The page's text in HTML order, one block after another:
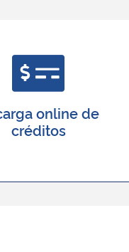
online de
créditos